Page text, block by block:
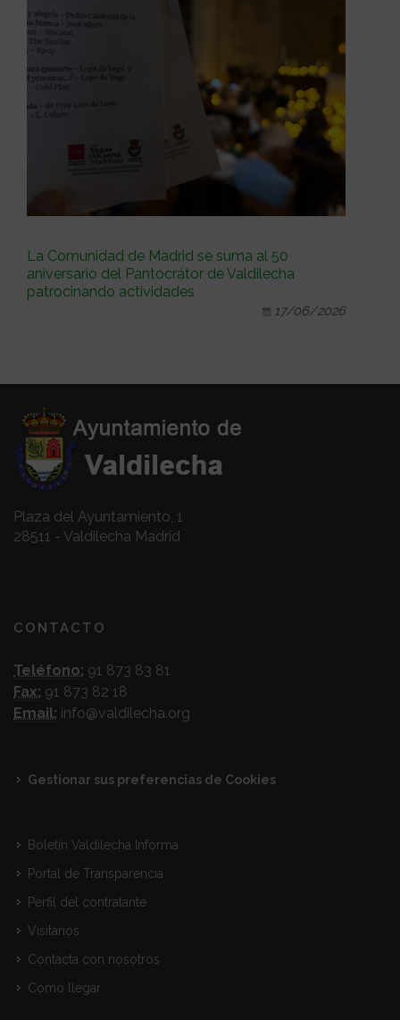
La Comunidad de Madrid se suma al 50
aniversario del Pantocrátor de Valdilecha
patrocinando actividades
17/06/2026
Plaza del Ayuntamiento, 1
28511 - Valdilecha Madrid
CONTACTO
Teléfono: 91 873 83 81
Fax: 91 873 82 18
Email: info@valdilecha.org
Gestionar sus preferencias de Cookies
Boletín Valdilecha Informa
Portal de Transparencia
Perfil del contratante
Visitanos
Contacta con nosotros
Como llegar